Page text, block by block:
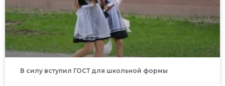
В силу вступил ГОСТ для школьной формы